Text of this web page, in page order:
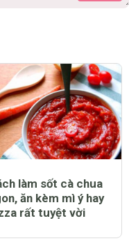
làm sốt cà chua
ăn kèm mì ý hay
rất tuyệt vời